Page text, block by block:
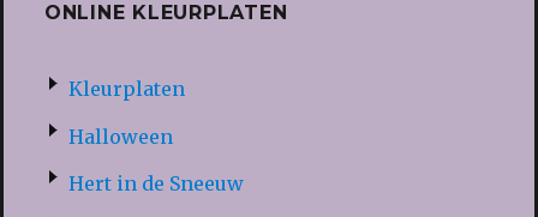
ONLINE KLEURPLATEN
Kleurplaten
Halloween
Hert in de Sneeuw